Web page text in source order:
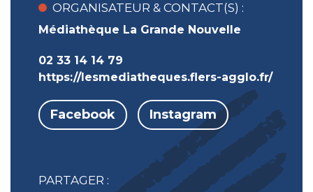
ORGANISATEUR & CONTACT(S) :
Médiathèque La Grande Nouvelle
02 33 14 14 79
https://lesmediatheques.flers-agglo.fr/
Facebook Instagram
PARTAGER :